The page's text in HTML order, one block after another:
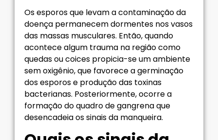
Os esporos que levam a contaminação da
doença permanecem dormentes nos vasos
das massas musculares. Então, quando
acontece algum trauma na região como
quedas ou coices propicia-se um ambiente
sem oxigênio, que favorece a germinação
dos esporos e produção das toxinas
bacterianas. Posteriormente, ocorre a
formação do quadro de gangrena que
desencadeia os sinais da manqueira.